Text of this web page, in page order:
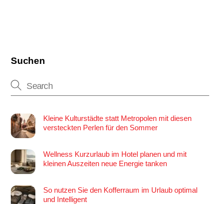
Suchen
Kleine Kulturstädte statt Metropolen mit diesen
versteckten Perlen für den Sommer
Wellness Kurzurlaub im Hotel planen und mit
kleinen Auszeiten neue Energie tanken
So nutzen Sie den Kofferraum im Urlaub optimal
und Intelligent